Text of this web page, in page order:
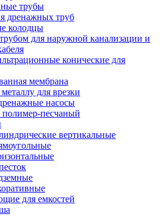
трубы
дренажных труб
колодцы
для наружной канализации и
конические для
мембрана
для врезки
насосы
песчаный
вертикальные
для емкостей